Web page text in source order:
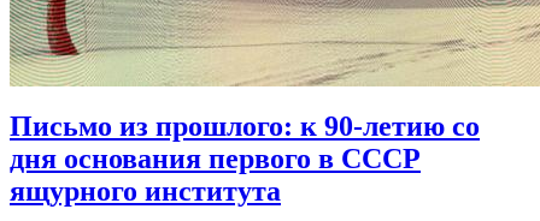
Письмо из прошлого: к 90-летию со
дня основания первого в СССР
ящурного института